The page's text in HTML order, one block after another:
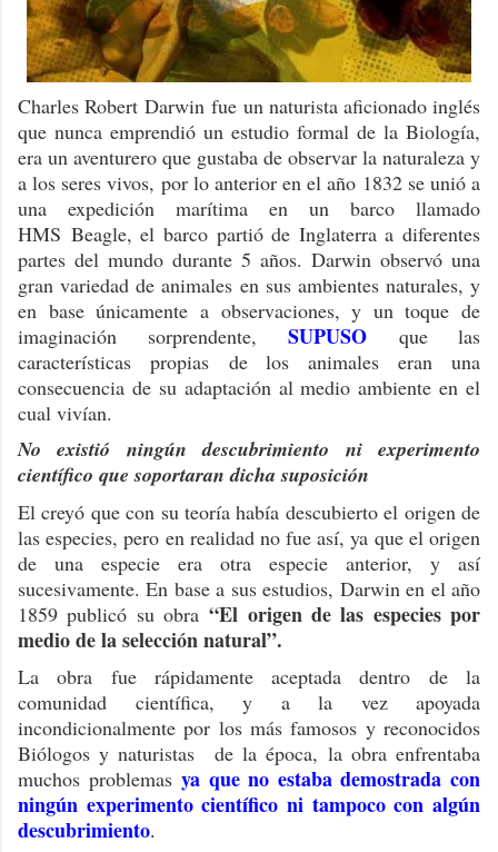
Charles Robert Darwin fue un naturista aficionado inglés
que nunca emprendió un estudio formal de la Biología,
era un aventurero que gustaba de observar la naturaleza y
a los seres vivos, por lo anterior en el año 1832 se unió a
una expedición marítima en un barco llamado
HMS Beagle, el barco partió de Inglaterra a diferentes
partes del mundo durante 5 años. Darwin observó una
gran variedad de animales en sus ambientes naturales, y
en base únicamente a observaciones, y un toque de
imaginación sorprendente, SUPUSO que las
características propias de los animales eran una
consecuencia de su adaptación al medio ambiente en el
cual vivían.
No existió ningún descubrimiento ni experimento
científico que soportaran dicha suposición
El creyó que con su teoría había descubierto el origen de
las especies, pero en realidad no fue así, ya que el origen
de una especie era otra especie anterior, y así
sucesivamente. En base a sus estudios, Darwin en el año
1859 publicó su obra“El origen de las especies por
medio de la selección natural”.
La obra fue rápidamente aceptada dentro de la
comunidad científica, y a la vez apoyada
incondicionalmente por los más famosos y reconocidos
Biólogos y naturistas de la época, la obra enfrentaba
muchos problemasya que no estaba demostrada con
ningún experimento científico ni tampoco con algún
descubrimiento.